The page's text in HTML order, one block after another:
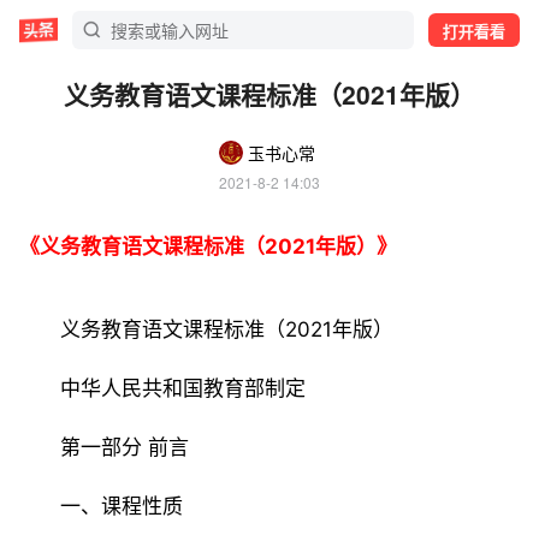
打开看看
义务教育语文课程标准（2021年版）
玉书心常
2021-8-2 14:03
《义务教育语文课程标准（2021年版）》
义务教育语文课程标准（2021年版）
中华人民共和国教育部制定
第一部分 前言
一、课程性质